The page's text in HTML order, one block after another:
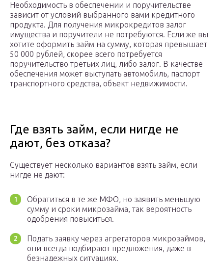
Необходимость в обеспечении и поручительстве
зависит от условий выбранного вами кредитного
продукта. Для получения микрокредитов залог
имущества и поручители не потребуются. Если же вы
хотите оформить займ на сумму, которая превышает
50 000 рублей, скорее всего потребуется
поручительство третьих лиц, либо залог. В качестве
обеспечения может выступать автомобиль, паспорт
транспортного средства, объект недвижимости.
Где взять займ, если нигде не
дают, без отказа?
Существует несколько вариантов взять займ, если
нигде не дают:
Обратиться в те же МФО, но заявить меньшую
сумму и сроки микрозайма, так вероятность
одобрения повыситься.
Подать заявку через агрегаторов микрозаймов,
они всегда подбирают предложения, даже в
безнадежных ситуациях.